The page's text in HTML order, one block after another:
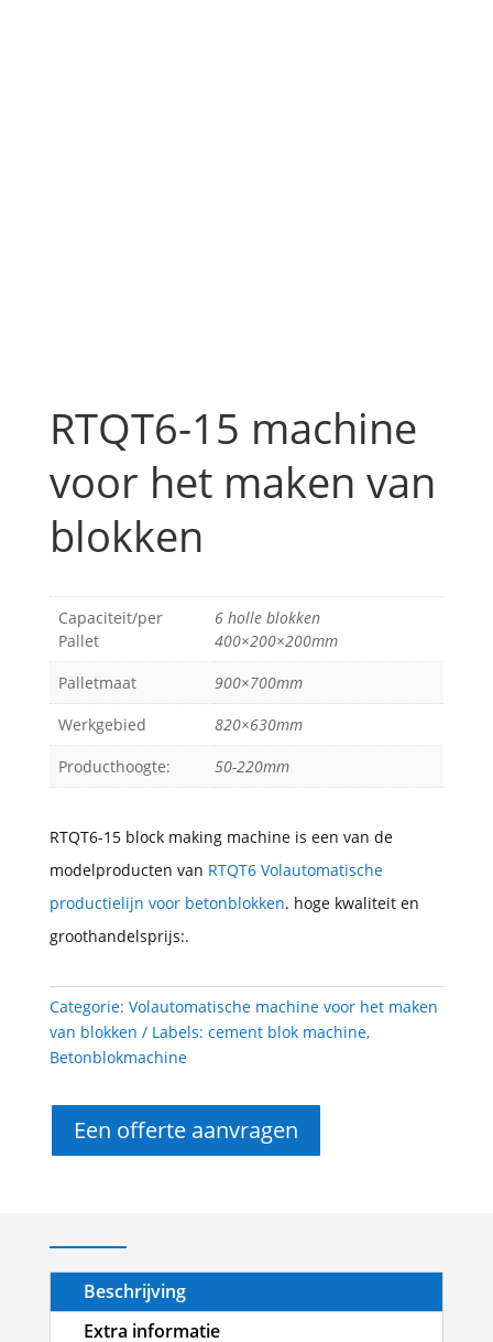
RTQT6-15 machine
voor het maken van
blokken
Capaciteit/per
Pallet
6 holle blokken
400×200×200mm
Palletmaat
900×700mm
Werkgebied
820×630mm
Producthoogte:
50-220mm
RTQT6-15 block making machine is een van de
modelproducten van RTQT6 Volautomatische
productielijn voor betonblokken. hoge kwaliteit en
groothandelsprijs:.
Categorie: Volautomatische machine voor het maken
van blokken
Labels: cement blok machine,
Betonblokmachine
Een offerte aanvragen
Beschrijving
Extra informatie